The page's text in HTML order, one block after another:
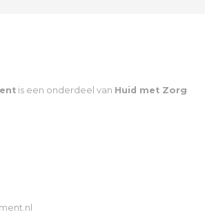
is een onderdeel van Huid met Zorg